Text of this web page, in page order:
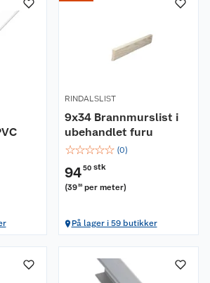
RINDALSLIST
9x34 Brannmurslist i
ubehandlet furu
☆☆☆☆☆ (0)
9450 stk
(3938 per meter)
På lager i 59 butikker